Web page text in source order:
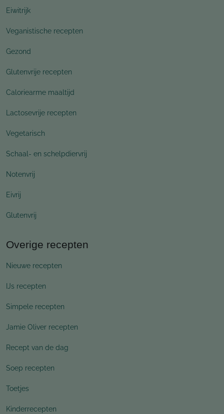
Eiwitrijk
Veganistische recepten
Gezond
Glutenvrije recepten
Caloriearme maaltijd
Lactosevrije recepten
Vegetarisch
Schaal- en schelpdiervrij
Notenvrij
Eivrij
Glutenvrij
Overige recepten
Nieuwe recepten
IJs recepten
Simpele recepten
Jamie Oliver recepten
Recept van de dag
Soep recepten
Toetjes
Kinderrecepten